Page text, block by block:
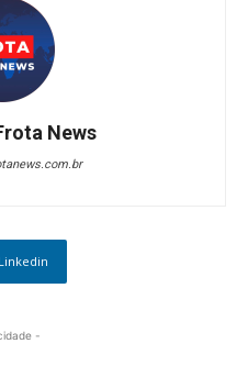
News
Linkedin
-